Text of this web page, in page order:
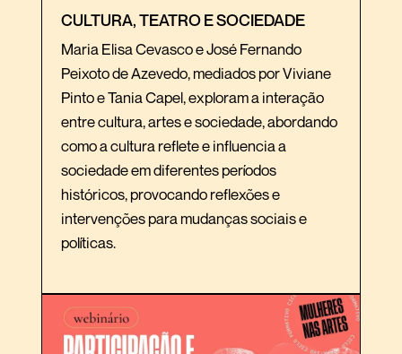
CULTURA, TEATRO E SOCIEDADE
Maria Elisa Cevasco e José Fernando
Peixoto de Azevedo, mediados por Viviane
Pinto e Tania Capel, exploram a interação
entre cultura, artes e sociedade, abordando
como a cultura reflete e influencia a
sociedade em diferentes períodos
históricos, provocando reflexões e
intervenções para mudanças sociais e
políticas.